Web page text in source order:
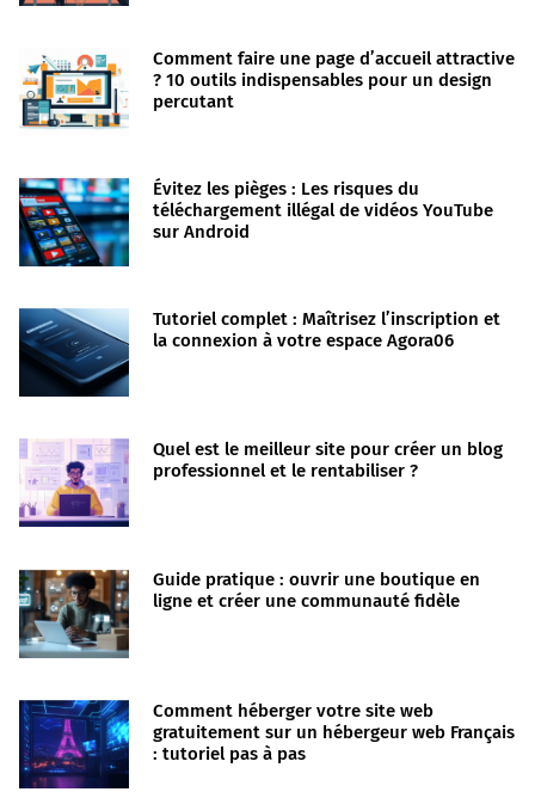
Comment faire une page d’accueil attractive
? 10 outils indispensables pour un design
percutant
Évitez les pièges : Les risques du
téléchargement illégal de vidéos YouTube
sur Android
Tutoriel complet : Maîtrisez l’inscription et
la connexion à votre espace Agora06
Quel est le meilleur site pour créer un blog
professionnel et le rentabiliser ?
Guide pratique : ouvrir une boutique en
ligne et créer une communauté fidèle
Comment héberger votre site web
gratuitement sur un hébergeur web Français
: tutoriel pas à pas